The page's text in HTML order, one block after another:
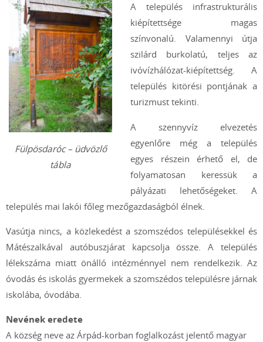
Fülpösdaróc – üdvözlő
tábla
A település infrastrukturális
kiépítettsége magas
színvonalú. Valamennyi útja
szilárd burkolatú, teljes az
ivóvízhálózat-kiépítettség. A
település kitörési pontjának a
turizmust tekinti.
A szennyvíz elvezetés
egyenlőre még a település
egyes részein érhető el, de
folyamatosan keressük a
pályázati lehetőségeket. A
település mai lakói főleg mezőgazdaságból élnek.
Vasútja nincs, a közlekedést a szomszédos településekkel és
Mátészalkával autóbuszjárat kapcsolja össze. A település
lélekszáma miatt önálló intézménnyel nem rendelkezik. Az
óvodás és iskolás gyermekek a szomszédos településre járnak
iskolába, óvodába.
Nevének eredete
A község neve az Árpád-korban foglalkozást jelentő magyar